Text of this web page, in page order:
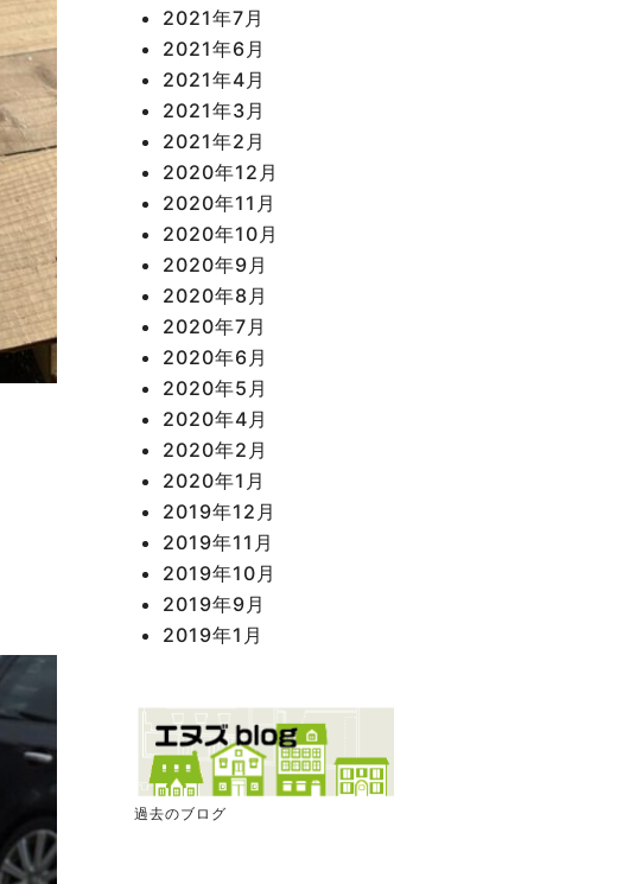
2021年7月
2021年6月
2021年4月
2021年3月
2021年2月
2020年12月
2020年11月
2020年10月
2020年9月
2020年8月
2020年7月
2020年6月
2020年5月
2020年4月
2020年2月
2020年1月
2019年12月
2019年11月
2019年10月
2019年9月
2019年1月
過去のブログ